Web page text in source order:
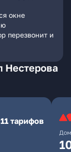
окне
перезвонит и
Нестерова
11 тарифов